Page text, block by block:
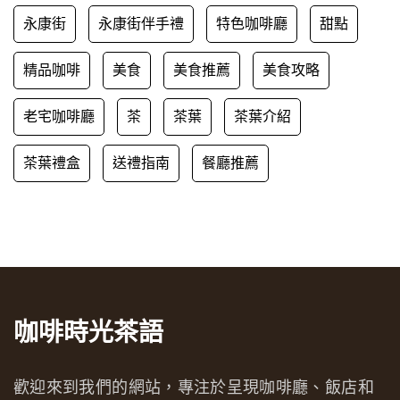
永康街 永康街伴手禮 特色咖啡廳 甜點
精品咖啡 美食 美食推薦 美食攻略
老宅咖啡廳 茶 茶葉 茶葉介紹
茶葉禮盒 送禮指南 餐廳推薦
咖啡時光茶語
歡迎來到我們的網站，專注於呈現咖啡廳、飯店和